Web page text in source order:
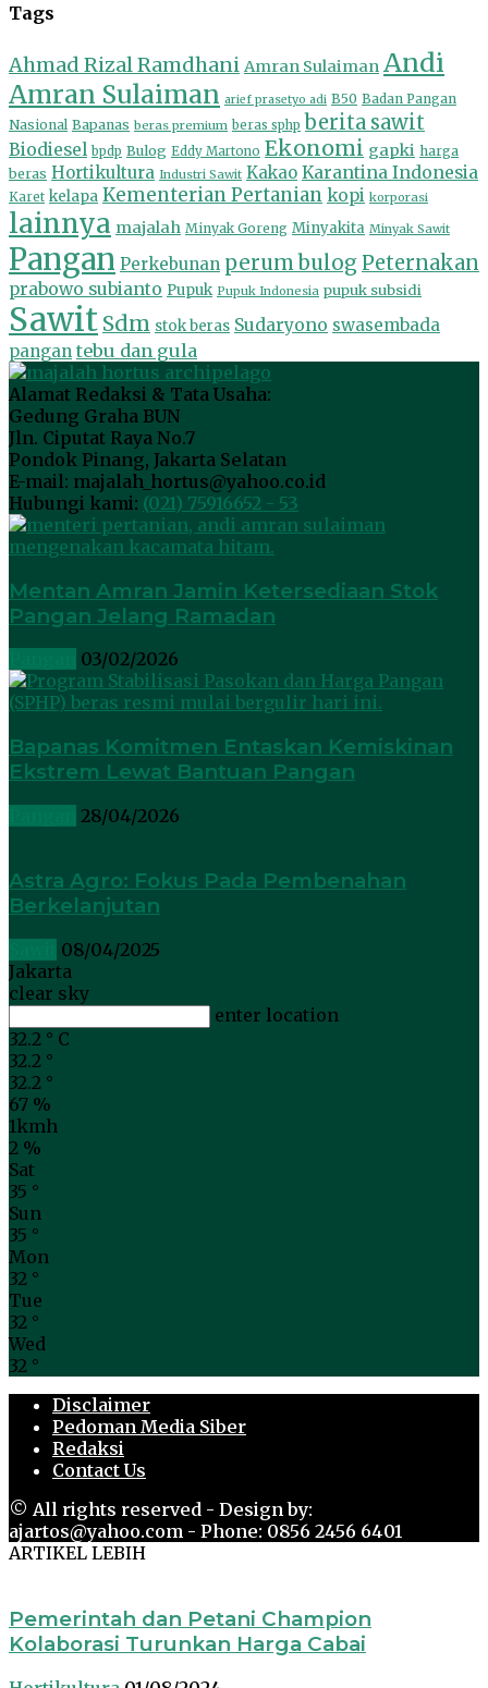
Tags
Ahmad Rizal Ramdhani Amran Sulaiman Andi
Amran Sulaiman arief prasetyo adi B50 Badan Pangan
Nasional Bapanas beras premium beras sphp berita sawit
Biodiesel bpdp Bulog Eddy Martono Ekonomi gapki harga
beras Hortikultura Industri Sawit Kakao Karantina Indonesia
Karet kelapa Kementerian Pertanian kopi korporasi
lainnya majalah Minyak Goreng Minyakita Minyak Sawit
Pangan Perkebunan perum bulog Peternakan
prabowo subianto Pupuk Pupuk Indonesia pupuk subsidi
Sawit Sdm stok beras Sudaryono swasembada
pangan tebu dan gula
Alamat Redaksi & Tata Usaha:
Gedung Graha BUN
Jln. Ciputat Raya No.7
Pondok Pinang, Jakarta Selatan
E-mail: majalah_hortus@yahoo.co.id
Hubungi kami: (021) 75916652 - 53
Mentan Amran Jamin Ketersediaan Stok
Pangan Jelang Ramadan
03/02/2026
Bapanas Komitmen Entaskan Kemiskinan
Ekstrem Lewat Bantuan Pangan
28/04/2026
⁠Astra Agro: Fokus Pada Pembenahan
Berkelanjutan
08/04/2025
Jakarta
clear sky
enter location
32.2 ° C
32.2 °
32.2 °
67 %
1kmh
2 %
Sat
35 °
Sun
35 °
Mon
32 °
Tue
32 °
Wed
32 °
Disclaimer
Pedoman Media Siber
Redaksi
Contact Us
© All rights reserved - Design by:
ajartos@yahoo.com - Phone: 0856 2456 6401
ARTIKEL LEBIH
Pemerintah dan Petani Champion
Kolaborasi Turunkan Harga Cabai